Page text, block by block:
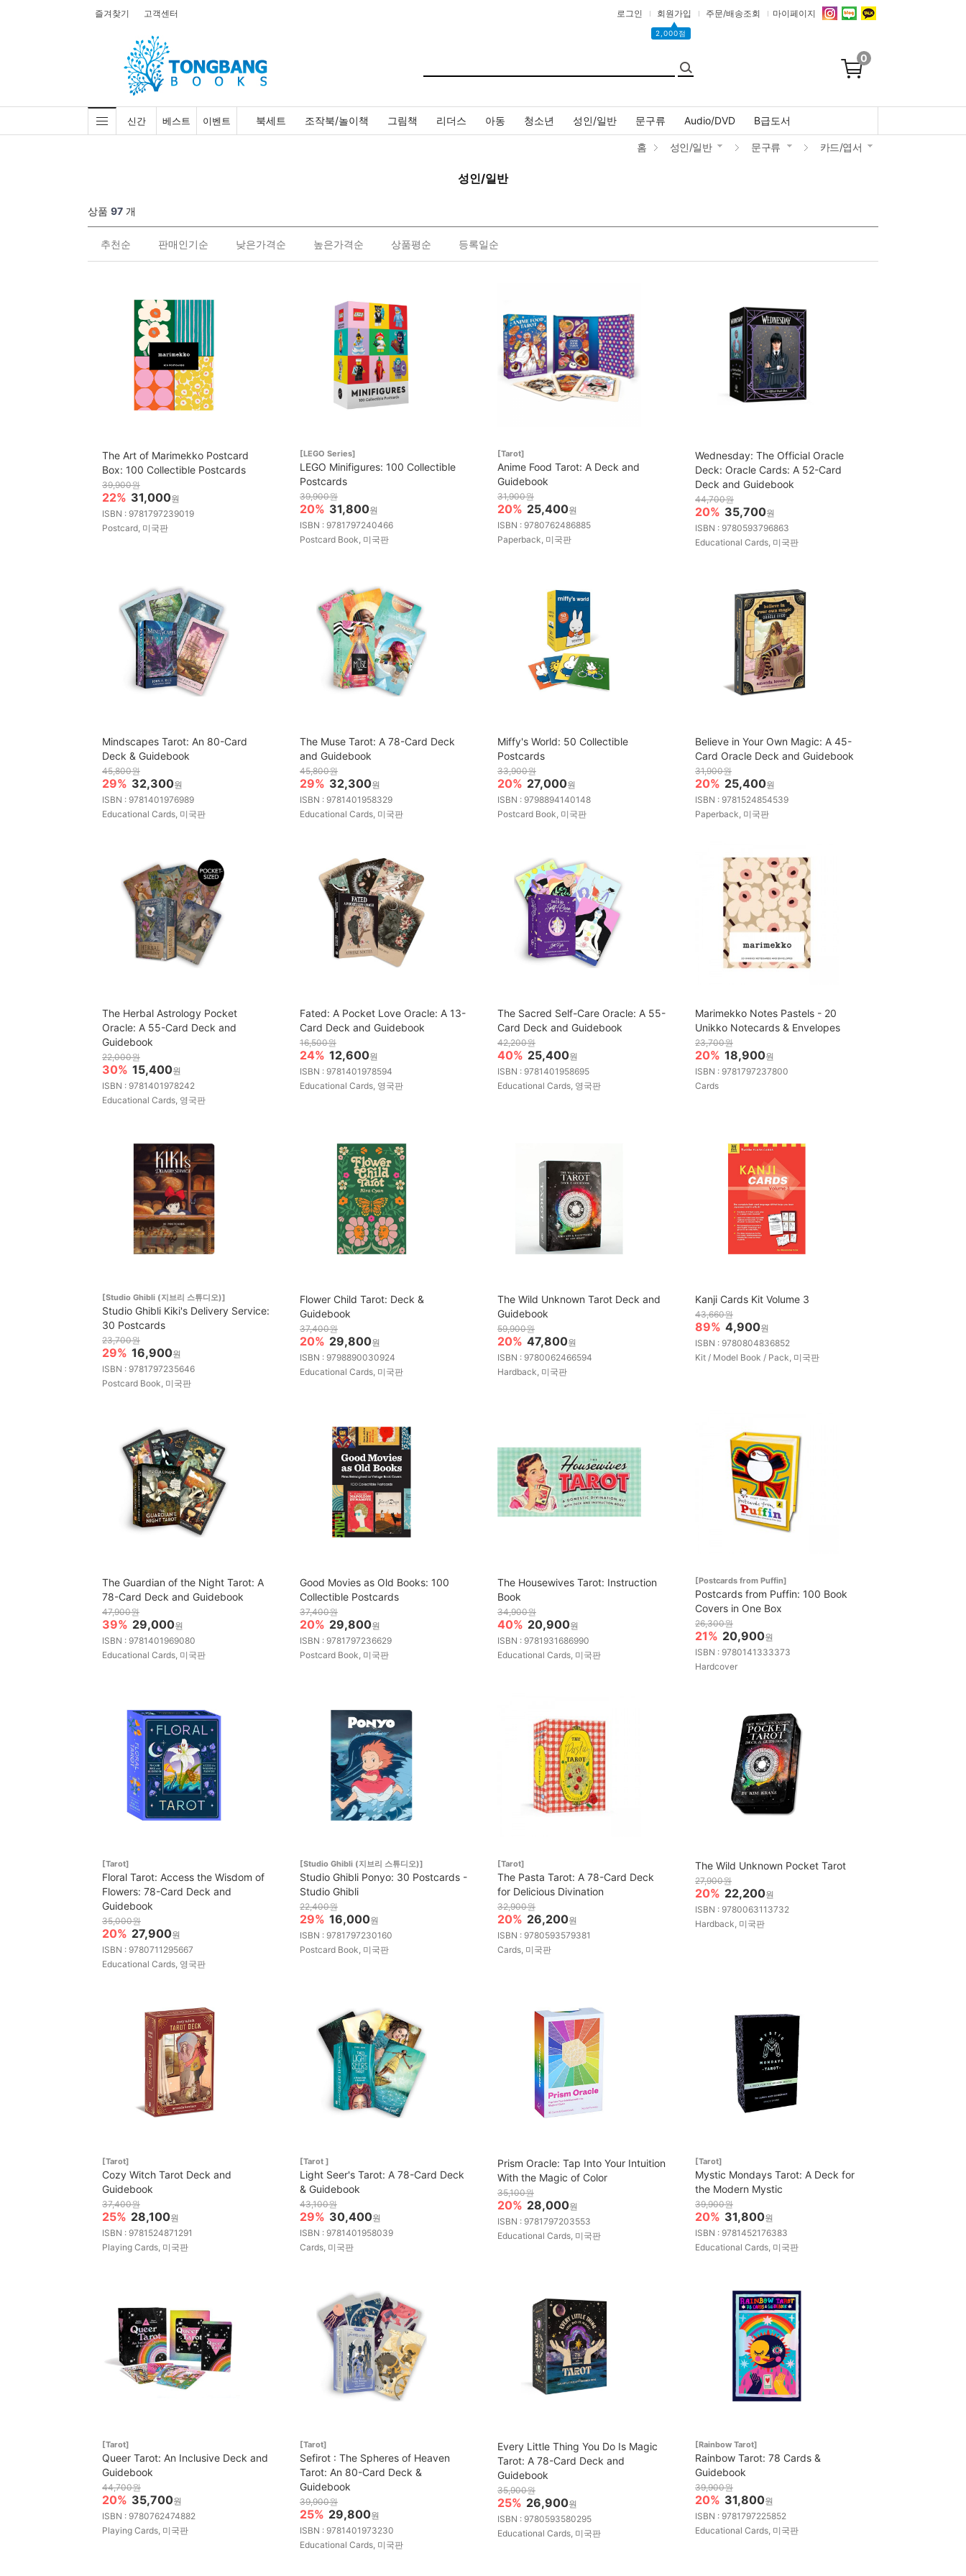
즐겨찾기 고객센터 로그인 회원가입
▲
2,000점
주문/배송조회 마이페이지
0
신간 베스트 이벤트 북세트 조작북/놀이책 그림책 리더스 아동 청소년 성인/일반 문구류 Audio/DVD B급도서
홈 성인/일반 문구류 카드/엽서
성인/일반
상품 97 개
추천순 판매인기순 낮은가격순 높은가격순 상품평순 등록일순
The Art of Marimekko Postcard
Box: 100 Collectible Postcards
39,900원
22% 31,000원
ISBN : 9781797239019
Postcard, 미국판
[LEGO Series]
LEGO Minifigures: 100 Collectible
Postcards
39,900원
20% 31,800원
ISBN : 9781797240466
Postcard Book, 미국판
[Tarot]
Anime Food Tarot: A Deck and
Guidebook
31,900원
20% 25,400원
ISBN : 9780762486885
Paperback, 미국판
Wednesday: The Official Oracle
Deck: Oracle Cards: A 52-Card
Deck and Guidebook
44,700원
20% 35,700원
ISBN : 9780593796863
Educational Cards, 미국판
Mindscapes Tarot: An 80-Card
Deck & Guidebook
45,800원
29% 32,300원
ISBN : 9781401976989
Educational Cards, 미국판
The Muse Tarot: A 78-Card Deck
and Guidebook
45,800원
29% 32,300원
ISBN : 9781401958329
Educational Cards, 미국판
Miffy's World: 50 Collectible
Postcards
33,900원
20% 27,000원
ISBN : 9798894140148
Postcard Book, 미국판
Believe in Your Own Magic: A 45-
Card Oracle Deck and Guidebook
31,900원
20% 25,400원
ISBN : 9781524854539
Paperback, 미국판
The Herbal Astrology Pocket
Oracle: A 55-Card Deck and
Guidebook
22,000원
30% 15,400원
ISBN : 9781401978242
Educational Cards, 영국판
Fated: A Pocket Love Oracle: A 13-
Card Deck and Guidebook
16,500원
24% 12,600원
ISBN : 9781401978594
Educational Cards, 영국판
The Sacred Self-Care Oracle: A 55-
Card Deck and Guidebook
42,200원
40% 25,400원
ISBN : 9781401958695
Educational Cards, 영국판
Marimekko Notes Pastels - 20
Unikko Notecards & Envelopes
23,700원
20% 18,900원
ISBN : 9781797237800
Cards
[Studio Ghibli (지브리 스튜디오)]
Studio Ghibli Kiki's Delivery Service:
30 Postcards
23,700원
29% 16,900원
ISBN : 9781797235646
Postcard Book, 미국판
Flower Child Tarot: Deck &
Guidebook
37,400원
20% 29,800원
ISBN : 9798890030924
Educational Cards, 미국판
The Wild Unknown Tarot Deck and
Guidebook
59,900원
20% 47,800원
ISBN : 9780062466594
Hardback, 미국판
Kanji Cards Kit Volume 3
43,660원
89% 4,900원
ISBN : 9780804836852
Kit / Model Book / Pack, 미국판
The Guardian of the Night Tarot: A
78-Card Deck and Guidebook
47,900원
39% 29,000원
ISBN : 9781401969080
Educational Cards, 미국판
Good Movies as Old Books: 100
Collectible Postcards
37,400원
20% 29,800원
ISBN : 9781797236629
Postcard Book, 미국판
The Housewives Tarot: Instruction
Book
34,900원
40% 20,900원
ISBN : 9781931686990
Educational Cards, 미국판
[Postcards from Puffin]
Postcards from Puffin: 100 Book
Covers in One Box
26,300원
21% 20,900원
ISBN : 9780141333373
Hardcover
[Tarot]
Floral Tarot: Access the Wisdom of
Flowers: 78-Card Deck and
Guidebook
35,000원
20% 27,900원
ISBN : 9780711295667
Educational Cards, 영국판
[Studio Ghibli (지브리 스튜디오)]
Studio Ghibli Ponyo: 30 Postcards -
Studio Ghibli
22,400원
29% 16,000원
ISBN : 9781797230160
Postcard Book, 미국판
[Tarot]
The Pasta Tarot: A 78-Card Deck
for Delicious Divination
32,900원
20% 26,200원
ISBN : 9780593579381
Cards, 미국판
The Wild Unknown Pocket Tarot
27,900원
20% 22,200원
ISBN : 9780063113732
Hardback, 미국판
[Tarot]
Cozy Witch Tarot Deck and
Guidebook
37,400원
25% 28,100원
ISBN : 9781524871291
Playing Cards, 미국판
[Tarot ]
Light Seer's Tarot: A 78-Card Deck
& Guidebook
43,100원
29% 30,400원
ISBN : 9781401958039
Cards, 미국판
Prism Oracle: Tap Into Your Intuition
With the Magic of Color
35,100원
20% 28,000원
ISBN : 9781797203553
Educational Cards, 미국판
[Tarot]
Mystic Mondays Tarot: A Deck for
the Modern Mystic
39,900원
20% 31,800원
ISBN : 9781452176383
Educational Cards, 미국판
[Tarot]
Queer Tarot: An Inclusive Deck and
Guidebook
44,700원
20% 35,700원
ISBN : 9780762474882
Playing Cards, 미국판
[Tarot]
Sefirot : The Spheres of Heaven
Tarot: An 80-Card Deck &
Guidebook
39,900원
25% 29,800원
ISBN : 9781401973230
Educational Cards, 미국판
Every Little Thing You Do Is Magic
Tarot: A 78-Card Deck and
Guidebook
35,900원
25% 26,900원
ISBN : 9780593580295
Educational Cards, 미국판
[Rainbow Tarot]
Rainbow Tarot: 78 Cards &
Guidebook
39,900원
20% 31,800원
ISBN : 9781797225852
Educational Cards, 미국판